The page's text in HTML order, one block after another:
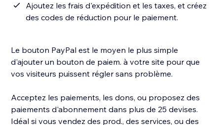
Ajoutez les frais d'expédition et les taxes, et créez
des codes de réduction pour le paiement.
Le bouton PayPal est le moyen le plus simple
d'ajouter un bouton de paiem. à votre site pour que
vos visiteurs puissent régler sans problème.
Acceptez les paiements, les dons, ou proposez des
paiements d'abonnement dans plus de 25 devises.
Idéal si vous vendez des prod., des services, ou des